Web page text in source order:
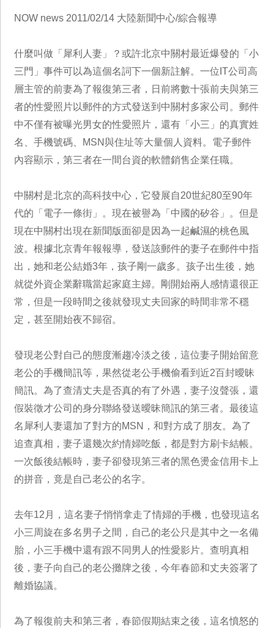
NOW news 2011/02/14 大陸新聞中心/綜合報導
什麼叫做「犀利人妻」？或許北京中關村最近爆發的「小
三門」事件可以為這個名詞下一個新註解。一位IT公司高
層主管的前妻為了報復第三者，日前將數十張前夫與第三
者的性愛照片以郵件的方式發送到中關村多家公司。郵件
中不僅有被曝光男女的性愛照片，還有「小三」的真實姓
名、手機號碼、MSN與住址等大量個人資料。電子郵件
內容顯示，第三者在一間台資的軟體銷售企業任職。
中關村是北京的高科技中心，它發展自20世紀80至90年
代的「電子一條街」。現在被譽為「中國的矽谷」。但是
現在中關村出現在新聞版面卻是因為一起鹹濕的桃色風
波。根據北京青年報報導，發送該郵件的妻子在郵件中指
出，她和老公結婚3年，孩子剛一歲多。孩子出生後，她
就從外資企業辭職當起家庭主婦。剛開始兩人感情還很正
常，但是一段時間之後就發現丈夫回家的時間非常不穩
定，甚至開始夜不歸宿。
發現老公對自己的態度漸趨冷淡之後，這位妻子開始留意
老公的手機簡訊等，果然從老公手機偷看到近2百封曖昧
簡訊。為了查清丈夫是否真的有了外遇，妻子沒聲張，還
假裝徵才公司的身分聯絡發送曖昧簡訊的第三者。最後這
名犀利人妻還加了對方的MSN，和對方成了朋友。為了
追查真相，妻子還幾次約情婦吃飯，都是對方刷卡結帳。
一次飯後結帳時，妻子卻發現第三者的黑色燙金信用卡上
的拼音，竟是自己老公的名字。
去年12月，這名妻子悄悄拿走了情婦的手機，也發現這名
小三周旋在多名男子之間，自己的老公只是其中之一名備
胎，小三手機中還有跟不同男人的性愛影片。查明真相
後，妻子向自己的老公攤牌之後，今年春節和丈夫簽署了
離婚協議。
為了報復前夫和第三者，春節假期結束之後，這名憤怒的